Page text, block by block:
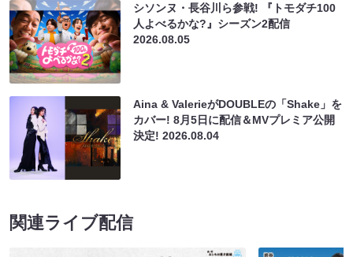
シソンヌ・長谷川ら参戦! 『トモダチ100
人よべるかな?』シーズン2配信
2026.08.05
Aina & ValerieがDOUBLEの「Shake」を
カバー! 8月5日に配信＆MVプレミア公開
決定!2026.08.04
関連ライブ配信